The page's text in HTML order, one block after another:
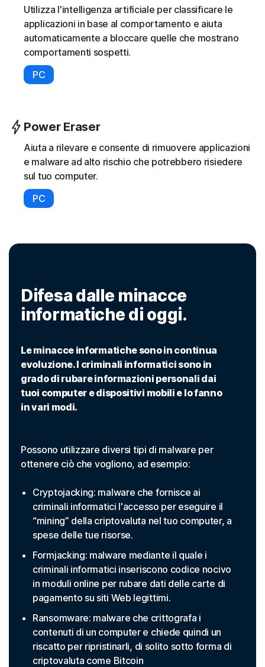
Utilizza l'intelligenza artificiale per classificare le
applicazioni in base al comportamento e aiuta
automaticamente a bloccare quelle che mostrano
comportamenti sospetti.
PC
Power Eraser
Aiuta a rilevare e consente di rimuovere applicazioni
e malware ad alto rischio che potrebbero risiedere
sul tuo computer.
PC
Difesa dalle minacce
informatiche di oggi.
Le minacce informatiche sono in continua
evoluzione. I criminali informatici sono in
grado di rubare informazioni personali dai
tuoi computer e dispositivi mobili e lo fanno
in vari modi.
Possono utilizzare diversi tipi di malware per
ottenere ciò che vogliono, ad esempio:
Cryptojacking: malware che fornisce ai
criminali informatici l'accesso per eseguire il
“mining” della criptovaluta nel tuo computer, a
spese delle tue risorse.
Formjacking: malware mediante il quale i
criminali informatici inseriscono codice nocivo
in moduli online per rubare dati delle carte di
pagamento su siti Web legittimi.
Ransomware: malware che crittografa i
contenuti di un computer e chiede quindi un
riscatto per ripristinarli, di solito sotto forma di
criptovaluta come Bitcoin